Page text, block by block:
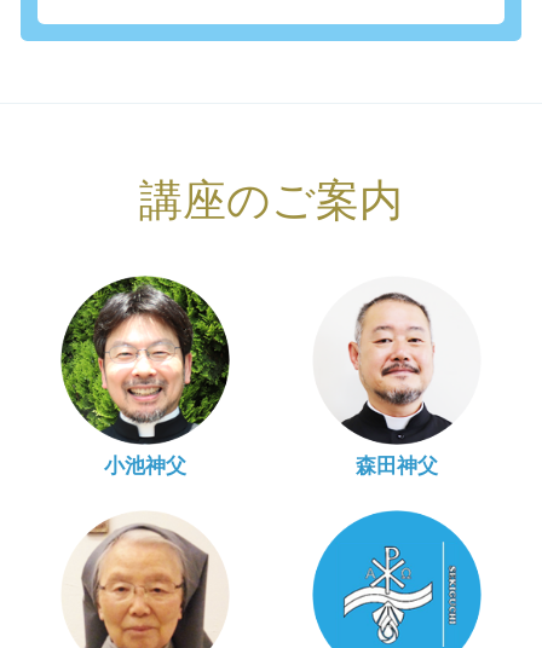
講座のご案内
小池神父 森田神父